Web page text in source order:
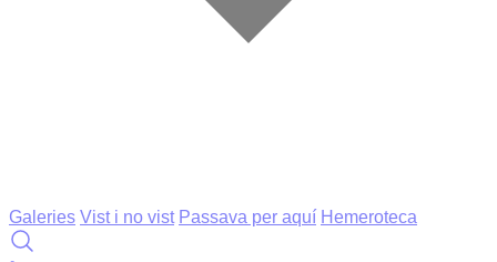
Galeries Vist i no vist Passava per aquí Hemeroteca